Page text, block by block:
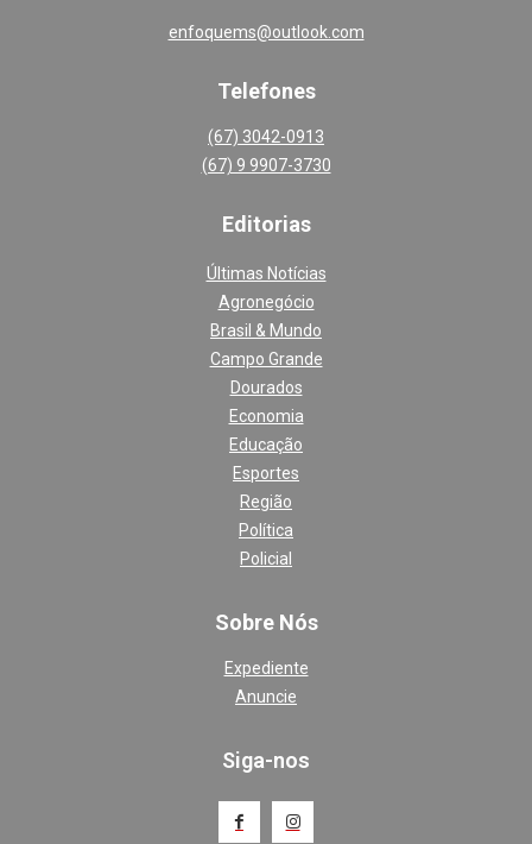
enfoquems@outlook.com
Telefones
(67) 3042-0913
(67) 9 9907-3730
Editorias
Últimas Notícias
Agronegócio
Brasil & Mundo
Campo Grande
Dourados
Economia
Educação
Esportes
Região
Política
Policial
Sobre Nós
Expediente
Anuncie
Siga-nos